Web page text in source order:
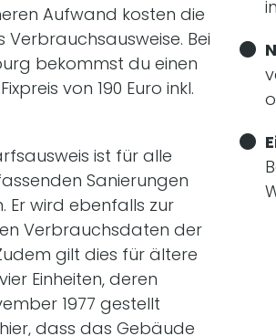
Aufwand kosten die
Bei
bekommst du einen
von 190 Euro inkl.
ist für alle
Sanierungen
Er wird ebenfalls zur
Verbrauchsdaten der
gilt dies für ältere
Einheiten, deren
1977 gestellt
dass das Gebäude